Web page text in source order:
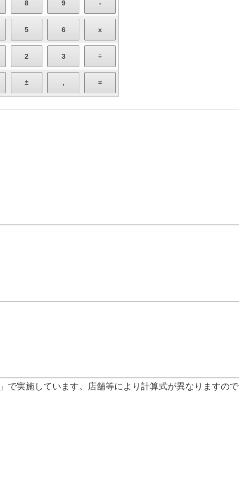
で実施しています。店舗等により計算式が異なりますので